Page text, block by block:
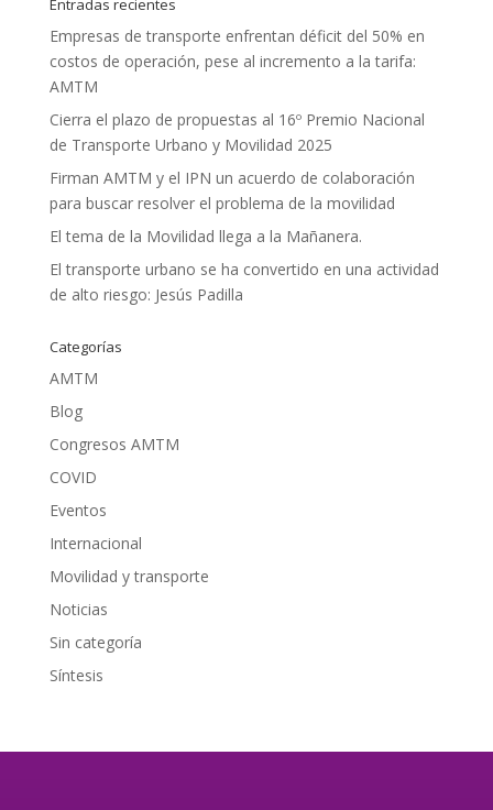
Entradas recientes
Empresas de transporte enfrentan déficit del 50% en
costos de operación, pese al incremento a la tarifa:
AMTM
Cierra el plazo de propuestas al 16º Premio Nacional
de Transporte Urbano y Movilidad 2025
Firman AMTM y el IPN un acuerdo de colaboración
para buscar resolver el problema de la movilidad
El tema de la Movilidad llega a la Mañanera.
El transporte urbano se ha convertido en una actividad
de alto riesgo: Jesús Padilla
Categorías
AMTM
Blog
Congresos AMTM
COVID
Eventos
Internacional
Movilidad y transporte
Noticias
Sin categoría
Síntesis